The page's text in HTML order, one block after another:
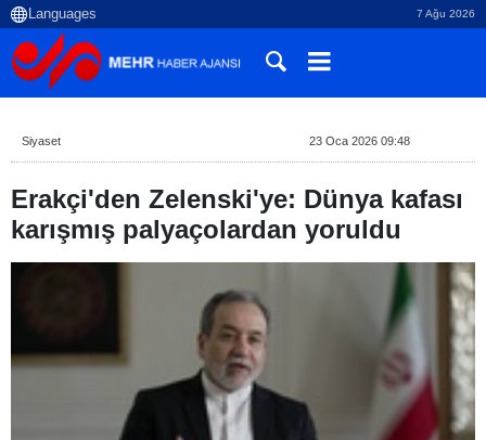
7 Ağu 2026
Siyaset 23 Oca 2026 09:48
Erakçi'den Zelenski'ye: Dünya kafası
karışmış palyaçolardan yoruldu